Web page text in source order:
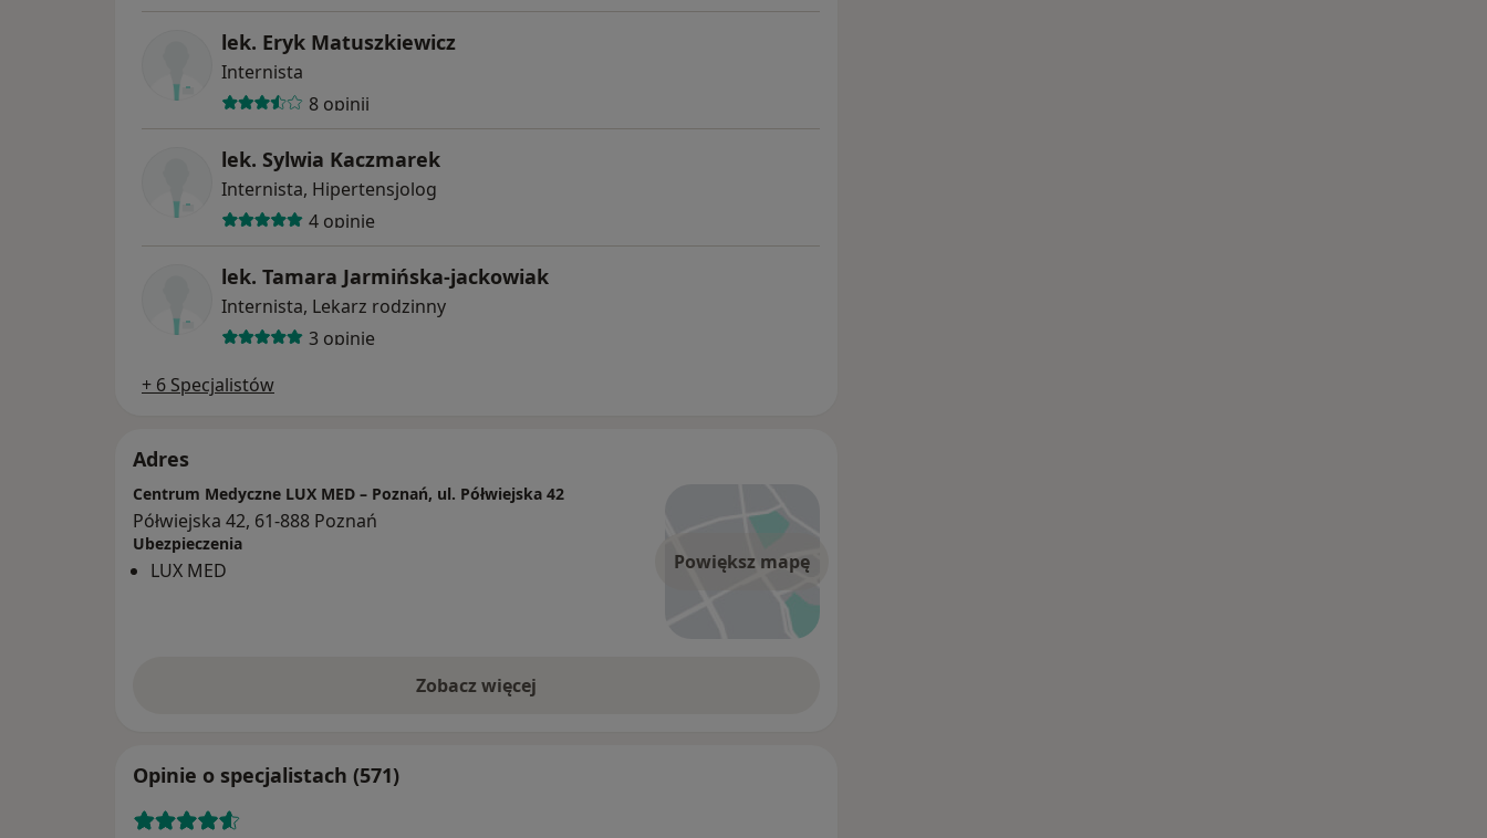
lek. Eryk Matuszkiewicz
Internista
8 opinii
lek. Sylwia Kaczmarek
Internista, Hipertensjolog
4 opinie
lek. Tamara Jarmińska-jackowiak
Internista, Lekarz rodzinny
3 opinie
+ 6 Specjalistów
Adres
Powiększ mapę
Centrum Medyczne LUX MED – Poznań, ul. Półwiejska 42
Półwiejska 42, 61-888 Poznań
Ubezpieczenia
LUX MED
Zobacz więcej
Opinie o specjalistach (571)